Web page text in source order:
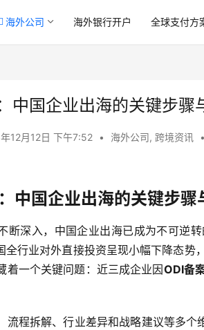
海外公司 海外银行开户 全球支付方
中国企业出海的关键步
12月12日 下午7:52 • 海外公司, 跨境资讯 •
中国企业出海的关键步
断深入，中国企业出海已成为不可逆
行业对外直接投资呈现小幅下降态势
着一个关键问题：近三成企业因ODI备
流程拆解、行业差异和战略建议等多个